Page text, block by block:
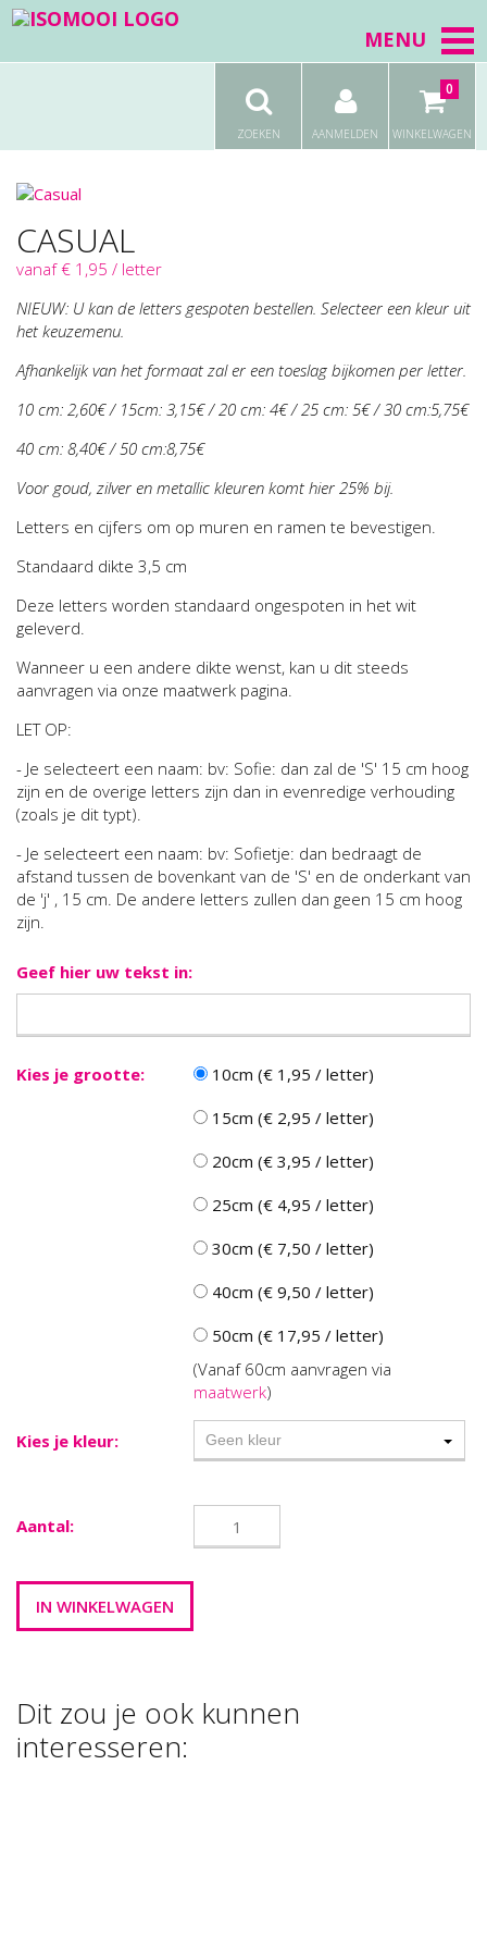
MENU
ZOEKEN AANMELDEN WINKELWAGEN
0
CASUAL
vanaf € 1,95 / letter
NIEUW: U kan de letters gespoten bestellen. Selecteer een kleur uit
het keuzemenu.
Afhankelijk van het formaat zal er een toeslag bijkomen per letter.
10 cm: 2,60€ / 15cm: 3,15€ / 20 cm: 4€ / 25 cm: 5€ / 30 cm:5,75€
40 cm: 8,40€ / 50 cm:8,75€
Voor goud, zilver en metallic kleuren komt hier 25% bij.
Letters en cijfers om op muren en ramen te bevestigen.
Standaard dikte 3,5 cm
Deze letters worden standaard ongespoten in het wit
geleverd.
Wanneer u een andere dikte wenst, kan u dit steeds
aanvragen via onze maatwerk pagina.
LET OP:
- Je selecteert een naam: bv: Sofie: dan zal de 'S' 15 cm hoog
zijn en de overige letters zijn dan in evenredige verhouding
(zoals je dit typt).
- Je selecteert een naam: bv: Sofietje: dan bedraagt de
afstand tussen de bovenkant van de 'S' en de onderkant van
de 'j' , 15 cm. De andere letters zullen dan geen 15 cm hoog
zijn.
Geef hier uw tekst in:
Kies je grootte:
10cm (€ 1,95 / letter)
15cm (€ 2,95 / letter)
20cm (€ 3,95 / letter)
25cm (€ 4,95 / letter)
30cm (€ 7,50 / letter)
40cm (€ 9,50 / letter)
50cm (€ 17,95 / letter)
(Vanaf 60cm aanvragen via
maatwerk)
Kies je kleur: Geen kleur
Aantal:
Dit zou je ook kunnen
interesseren: